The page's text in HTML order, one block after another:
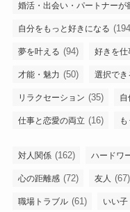
婚活・出会い・パートナーが
自分をもっと好きになる
夢を叶える (94) 好きを仕
才能・魅力 (50) 選択でき
リラクセーション (35) 自
仕事と恋愛の両立 (16)
対人関係 (162) ハードワ
心の距離感 (72) 友人 (67)
職場トラブル (61) いい